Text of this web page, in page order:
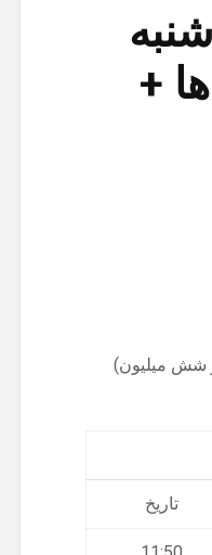
+
(یکصد و هفتاد و شش میلیون)
تاریخ